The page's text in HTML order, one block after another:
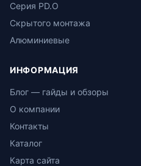
Серия PD.O
Скрытого монтажа
Алюминиевые
ИНФОРМАЦИЯ
Блог — гайды и обзоры
О компании
Контакты
Каталог
Карта сайта